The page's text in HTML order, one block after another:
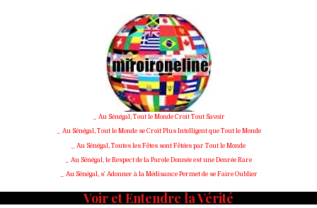
_ Au Sénégal, Tout le Monde Croit Tout Savoir
_ Au Sénégal, Tout le Monde se Croit Plus Intelligent que Tout le Monde
_ Au Sénégal, Toutes les Fêtes sont Fêtées par Tout le Monde
_ Au Sénégal, le Respect de la Parole Donnée est une Denrée Rare
_ Au Sénégal, s' Adonner à la Médisance Permet de se Faire Oublier
Voir et Entendre la Vérité